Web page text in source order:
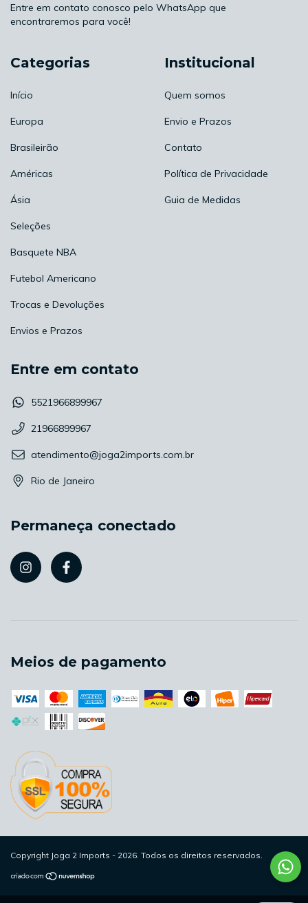
Entre em contato conosco pelo WhatsApp que
encontraremos para você!
Categorias
Início
Europa
Brasileirão
Américas
Ásia
Seleções
Basquete NBA
Futebol Americano
Trocas e Devoluções
Envios e Prazos
Institucional
Quem somos
Envio e Prazos
Contato
Política de Privacidade
Guia de Medidas
Entre em contato
5521966899967
21966899967
atendimento@joga2imports.com.br
Rio de Janeiro
Permaneça conectado
Meios de pagamento
Copyright Joga 2 Imports - 2026. Todos os direitos reservados.